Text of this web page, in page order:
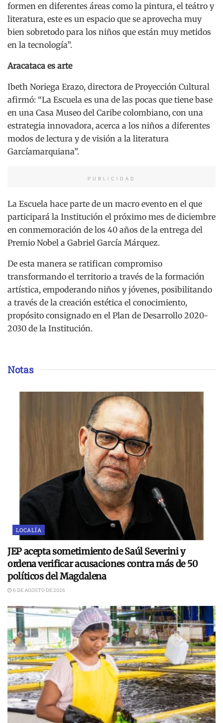
formen en diferentes áreas como la pintura, el teátro y
literatura, este es un espacio que se aprovecha muy
bien sobretodo para los niños que están muy metidos
en la tecnología”.
Aracataca es arte
Ibeth Noriega Erazo, directora de Proyección Cultural
afirmó: “La Escuela es una de las pocas que tiene base
en una Casa Museo del Caribe colombiano, con una
estrategia innovadora, acerca a los niños a diferentes
modos de lectura y de visión a la literatura
Garcíamarquiana”.
PUBLICIDAD
La Escuela hace parte de un macro evento en el que
participará la Institución el próximo mes de diciembre
en conmemoración de los 40 años de la entrega del
Premio Nobel a Gabriel García Márquez.
De esta manera se ratifican compromiso
transformando el territorio a través de la formación
artística, empoderando niños y jóvenes, posibilitando
a través de la creación estética el conocimiento,
propósito consignado en el Plan de Desarrollo 2020-
2030 de la Institución.
Notas
LOCALÍA
JEP acepta sometimiento de Saúl Severini y
ordena verificar acusaciones contra más de 50
políticos del Magdalena
6 DE AGOSTO DE 2026